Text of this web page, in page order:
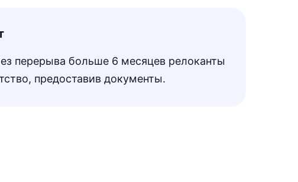
перерыва больше 6 месяцев релоканты
предоставив документы.